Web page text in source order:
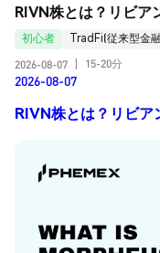
RIVN株とは？リビア
初心者
TradFi(従来型金
2026-08-07
15-20分
2026-08-07
RIVN株とは？リビア